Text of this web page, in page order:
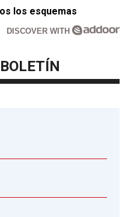
los esquemas
DISCOVER WITH